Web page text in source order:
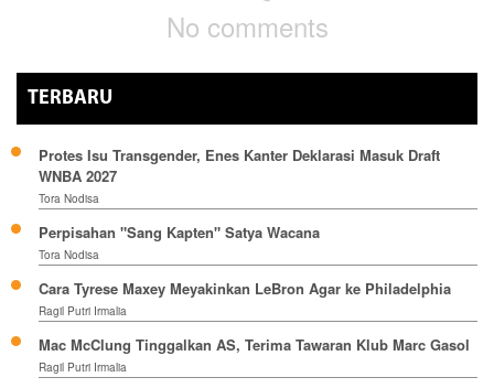
No comments
TERBARU
Protes Isu Transgender, Enes Kanter Deklarasi Masuk Draft
WNBA 2027
Tora Nodisa
Perpisahan "Sang Kapten" Satya Wacana
Tora Nodisa
Cara Tyrese Maxey Meyakinkan LeBron Agar ke Philadelphia
Ragil Putri Irmalia
Mac McClung Tinggalkan AS, Terima Tawaran Klub Marc Gasol
Ragil Putri Irmalia